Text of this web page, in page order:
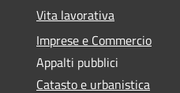
Vita lavorativa
Imprese e Commercio
Appalti pubblici
Catasto e urbanistica